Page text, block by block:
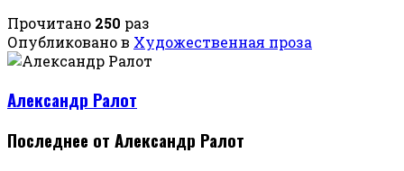
Прочитано 250 раз
Опубликовано в Художественная проза
Александр Ралот
Последнее от Александр Ралот